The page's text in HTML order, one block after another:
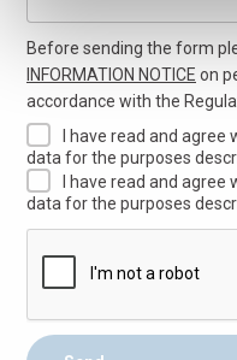
Before sending the form
INFORMATION NOTICE on
accordance with the
I have read and
data for the purposes
I have read and
data for the purposes